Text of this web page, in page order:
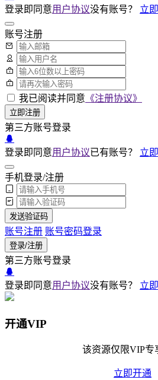
登录即同意用户协议没有账号？ 立
账号注册
我已阅读并同意 《注册协议》
立即注册
第三方账号登录
登录即同意用户协议已有账号？ 立
手机登录/注册
发送验证码
账号注册 账号密码登录
登录/注册
第三方账号登录
登录即同意用户协议没有账号？ 立
开通VIP
该资源仅限VIP专
立即开通